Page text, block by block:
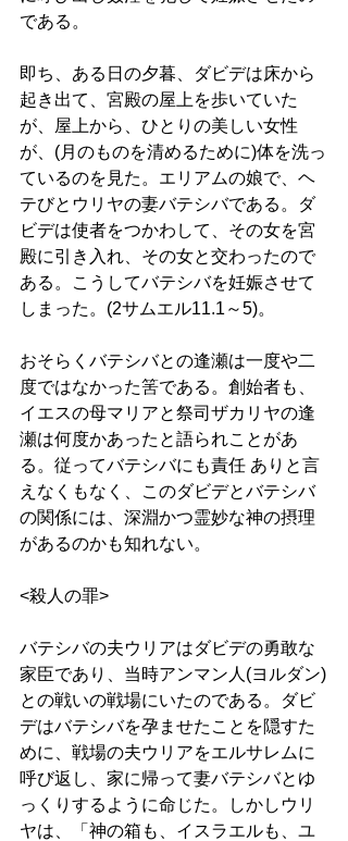
である。
即ち、ある日の夕暮、ダビデは床から
起き出て、宮殿の屋上を歩いていた
が、屋上から、ひとりの美しい女性
が、(月のものを清めるために)体を洗っ
ているのを見た。エリアムの娘で、ヘ
テびとウリヤの妻バテシバである。ダ
ビデは使者をつかわして、その女を宮
殿に引き入れ、その女と交わったので
ある。こうしてバテシバを妊娠させて
しまった。(2サムエル11.1～5)。
おそらくバテシバとの逢瀬は一度や二
度ではなかった筈である。創始者も、
イエスの母マリアと祭司ザカリヤの逢
瀬は何度かあったと語られことがあ
る。従ってバテシバにも責任 ありと言
えなくもなく、このダビデとバテシバ
の関係には、深淵かつ霊妙な神の摂理
があるのかも知れない。
<殺人の罪>
バテシバの夫ウリアはダビデの勇敢な
家臣であり、当時アンマン人(ヨルダン)
との戦いの戦場にいたのである。ダビ
デはバテシバを孕ませたことを隠すた
めに、戦場の夫ウリアをエルサレムに
呼び返し、家に帰って妻バテシバとゆ
っくりするように命じた。しかしウリ
ヤは、「神の箱も、イスラエルも、ユ